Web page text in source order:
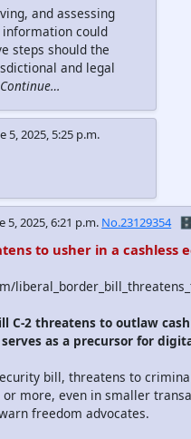
and assessing
could
steps should the
and legal
Continue…
5, 2025, 5:25 p.m.
5, 2025, 6:21 p.m. No.23129354
to usher in a cashless
C-2 threatens to outlaw
as a precursor for
bill, threatens to
or more, even in smaller
freedom advocates.